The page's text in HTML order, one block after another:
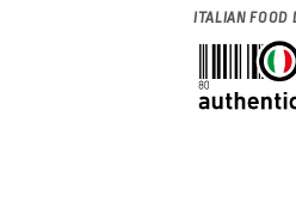
ITALIAN FOOD